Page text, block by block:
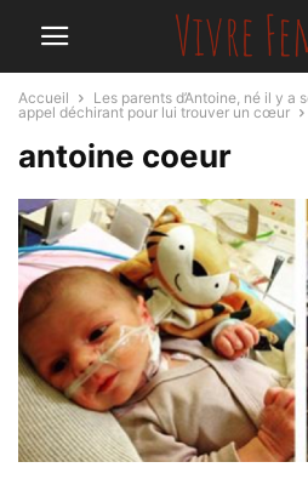
Accueil
Les parents d’Antoine, né il y a
appel déchirant pour lui trouver un cœur
antoine coeur